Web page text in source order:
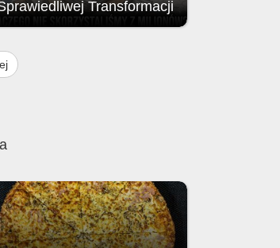
Transformacji
na rzecz Sprawiedliwej Transformacji
/ JTF – Just Transition Fund;